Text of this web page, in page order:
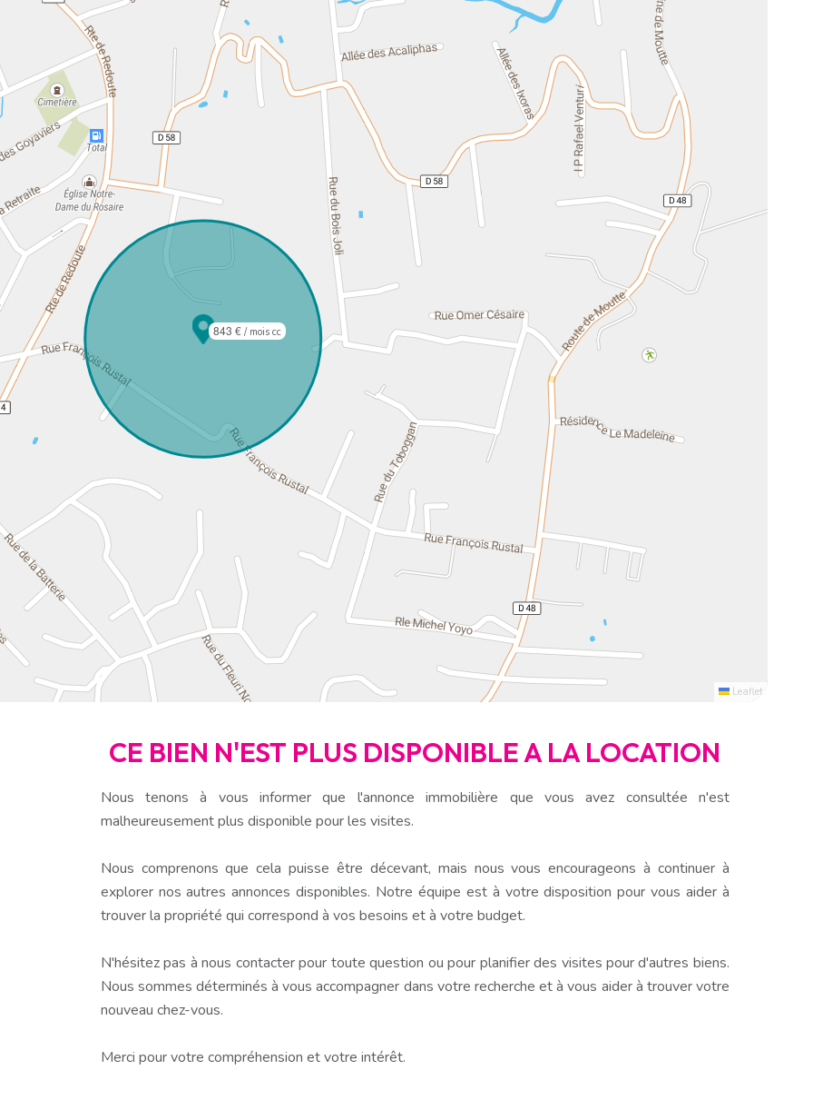
843 € / mois cc
Leaflet
CE BIEN N'EST PLUS DISPONIBLE A LA LOCATION
Nous tenons à vous informer que l'annonce immobilière que vous avez consultée n'est
malheureusement plus disponible pour les visites.
Nous comprenons que cela puisse être décevant, mais nous vous encourageons à continuer à
explorer nos autres annonces disponibles. Notre équipe est à votre disposition pour vous aider à
trouver la propriété qui correspond à vos besoins et à votre budget.
N'hésitez pas à nous contacter pour toute question ou pour planifier des visites pour d'autres biens.
Nous sommes déterminés à vous accompagner dans votre recherche et à vous aider à trouver votre
nouveau chez-vous.
Merci pour votre compréhension et votre intérêt.